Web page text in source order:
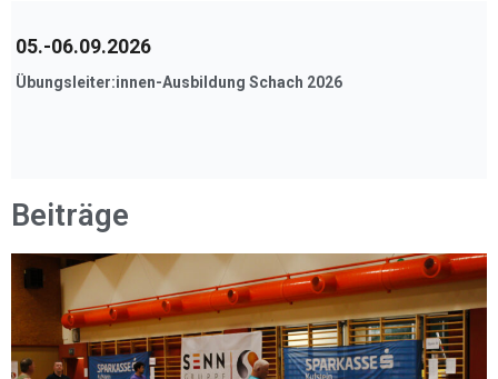
05.-06.09.2026
Übungsleiter:innen-Ausbildung Schach 2026
Beiträge